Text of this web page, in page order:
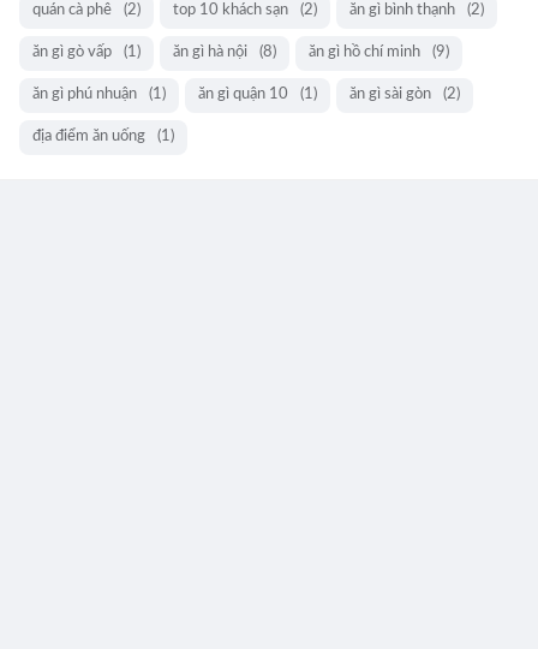
quán cà phê (2) top 10 khách sạn (2) ăn gì bình thạnh (2)
ăn gì gò vấp (1) ăn gì hà nội (8) ăn gì hồ chí minh (9)
ăn gì phú nhuận (1) ăn gì quận 10 (1) ăn gì sài gòn (2)
địa điểm ăn uống (1)